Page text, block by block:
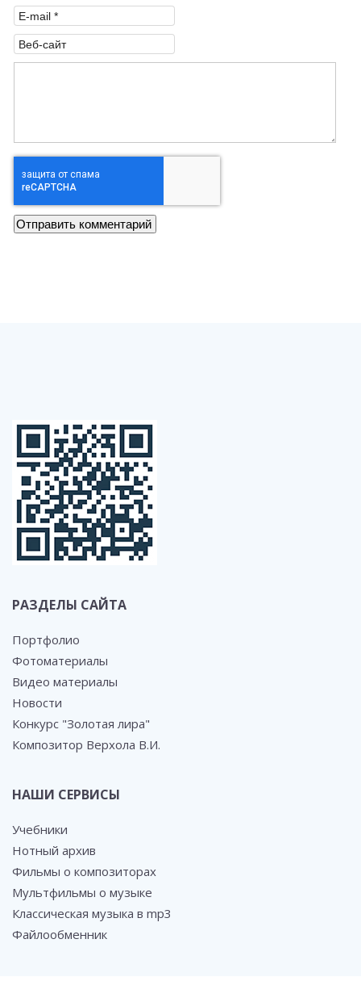
РАЗДЕЛЫ САЙТА
Портфолио
Фотоматериалы
Видео материалы
Новости
Конкурс "Золотая лира"
Композитор Верхола В.И.
НАШИ СЕРВИСЫ
Учебники
Нотный архив
Фильмы о композиторах
Мультфильмы о музыке
Классическая музыка в mp3
Файлообменник